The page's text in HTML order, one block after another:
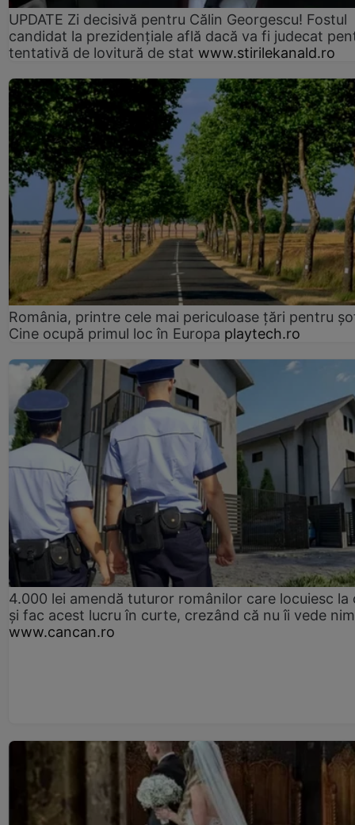
UPDATE Zi decisivă pentru Călin Georgescu! Fostul
candidat la prezidențiale află dacă va fi judecat
tentativă de lovitură de stat www.stirilekanald.ro
România, printre cele mai periculoase țări pentru
Cine ocupă primul loc în Europa playtech.ro
4.000 lei amendă tuturor românilor care locuiesc la
și fac acest lucru în curte, crezând că nu îi vede
www.cancan.ro